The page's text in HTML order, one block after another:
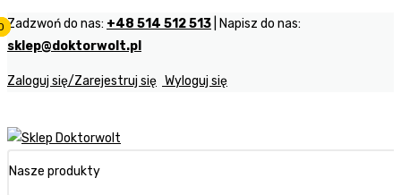
Zadzwoń do nas: +48 514 512 513 | Napisz do nas:
sklep@doktorwolt.pl
Zaloguj się/Zarejestruj się Wyloguj się
Nasze produkty